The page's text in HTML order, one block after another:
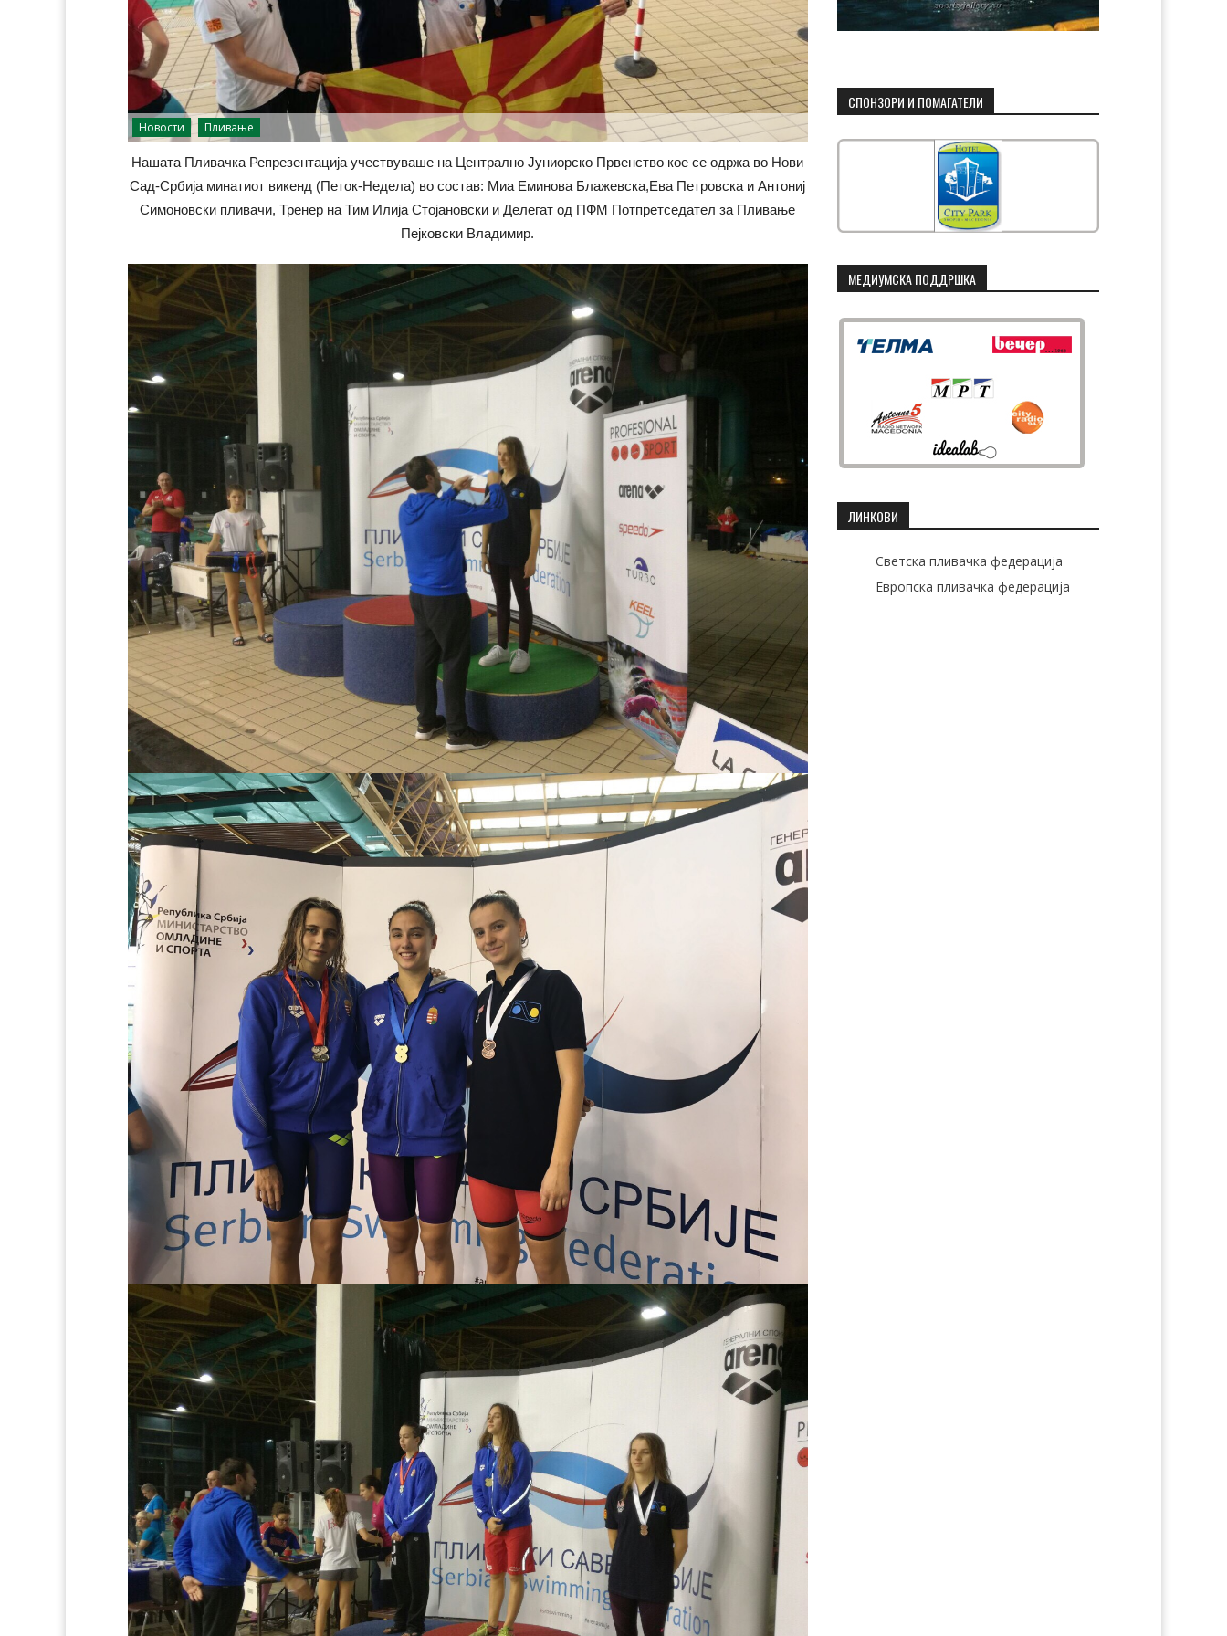
Новости Пливање
Нашата Пливачка Репрезентација учествуваше на Централно Јуниорско Првенство кое се одржа во Нови
Сад-Србија минатиот викенд (Петок-Недела) во состав: Миа Еминова Блажевска,Ева Петровска и Антониј
Симоновски пливачи, Тренер на Тим Илија Стојановски и Делегат од ПФМ Потпретседател за Пливање
Пејковски Владимир.
СПОНЗОРИ И ПОМАГАТЕЛИ
МЕДИУМСКА ПОДДРШКА
ЛИНКОВИ
Светска пливачка федерација
Европска пливачка федерација